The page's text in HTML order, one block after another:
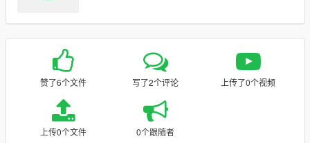
赞了6个文件 写了2个评论 上传了0个视频
上传0个文件 0个跟随者